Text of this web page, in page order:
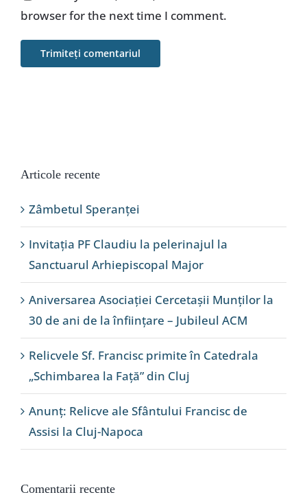
browser for the next time I comment.
Articole recente
Zâmbetul Speranței
Invitația PF Claudiu la pelerinajul la
Sanctuarul Arhiepiscopal Major
Aniversarea Asociației Cercetașii Munților la
30 de ani de la înființare – Jubileul ACM
Relicvele Sf. Francisc primite în Catedrala
„Schimbarea la Față” din Cluj
Anunț: Relicve ale Sfântului Francisc de
Assisi la Cluj-Napoca
Comentarii recente